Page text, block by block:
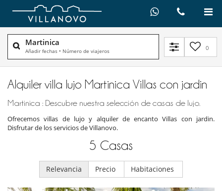
Martinica
Añadir fechas • Número de viajeros 0
Alquiler villa lujo Martinica Villas con jardin
Martinica : Descubre nuestra selección de casas de lujo.
Ofrecemos villas de lujo y alquiler de encanto Villas con jardin.
Disfrutar de los servicios de Villanovo.
5 Casas
Relevancia Precio Habitaciones